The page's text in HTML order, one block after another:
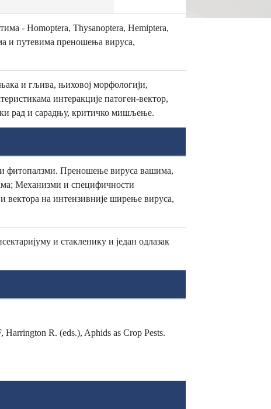
- Homoptera, Thysanoptera, Hemiptera,
и путевима преношења вируса,
и гљива, њиховој морфологији,
интеракције патоген-вектор,
рад и сарадњу, критичко мишљење.
и фитопалзми. Преношење вируса вашима,
Механизми и специфичности
вектора на интензивније ширење вируса,
и стакленику и један одлазак
R. (eds.), Aphids as Crop Pests.